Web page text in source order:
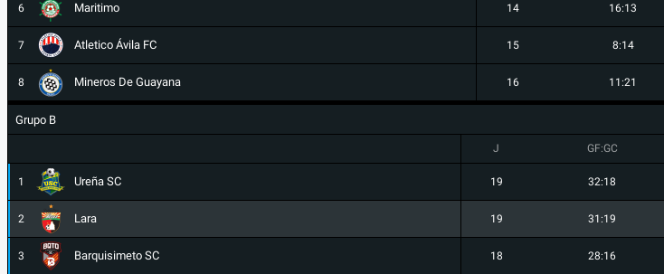
6 Maritimo 14 16:13
7 Atletico Ávila FC 15 8:14
8 Mineros De Guayana 16 11:21
Grupo B
J GF:GC
1 Ureña SC 19 32:18
2 Lara 19 31:19
3 Barquisimeto SC 18 28:16